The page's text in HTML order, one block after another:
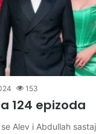
153
124 epizoda
Alev i Abdullah